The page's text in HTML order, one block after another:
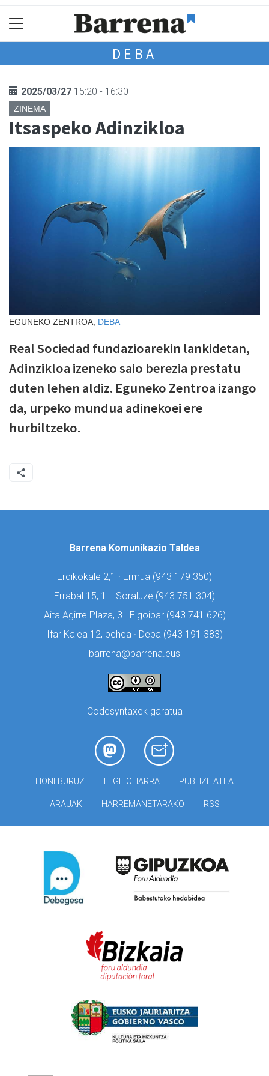
DEBA
2025/03/27 15:20 - 16:30
ZINEMA
Itsaspeko Adinzikloa
EGUNEKO ZENTROA, DEBA
Real Sociedad fundazioarekin lankidetan,
Adinzikloa izeneko saio berezia prestatu
duten lehen aldiz. Eguneko Zentroa izango
da, urpeko mundua adinekoei ere
hurbiltzeko.
Barrena Komunikazio Taldea
Erdikokale 2,1 · Ermua (943 179 350)
Errabal 15, 1. · Soraluze (943 751 304)
Aita Agirre Plaza, 3 · Elgoibar (943 741 626)
Ifar Kalea 12, behea · Deba (943 191 383)
barrena@barrena.eus
Codesyntaxek garatua
HONI BURUZ LEGE OHARRA PUBLIZITATEA
ARAUAK HARREMANETARAKO RSS